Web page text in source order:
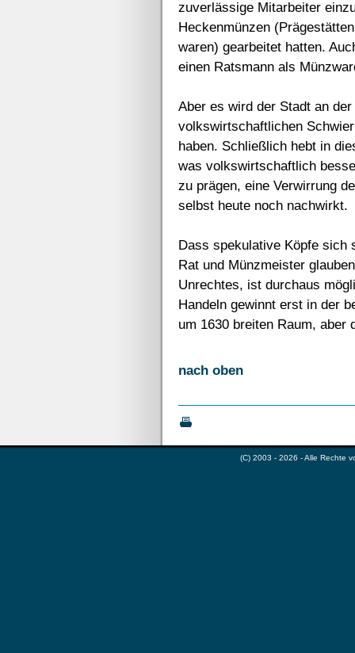
zuverlässige Mitarbeiter
Heckenmünzen
waren) gearbeitet hatten.
einen Ratsmann als
Aber es wird der Stadt an
volkswirtschaftlichen
haben. Schließlich hebt in
was volkswirtschaftlich
zu prägen, eine Verwirrung
selbst heute noch nachwirkt.
Dass spekulative Köpfe sich
Rat und Münzmeister
Unrechtes, ist durchaus
Handeln gewinnt erst in der
um 1630 breiten Raum, aber
nach oben
(C) 2003 - 2026 - Alle Rechte